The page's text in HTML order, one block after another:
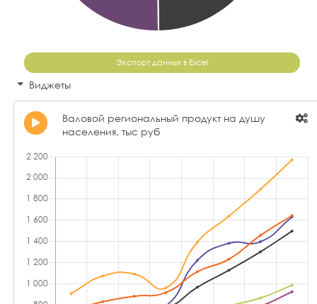
Экспорт данных в Excel
Виджеты
Валовой региональный продукт на душу
населения, тыс руб